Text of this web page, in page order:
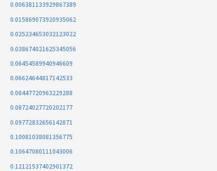
0.006381133929867389
0.015869073920935062
0.025234653032123022
0.038674021625345056
0.06454589940946609
0.06624644817142533
0.08447720963229288
0.08724027720202177
0.09772832656142871
0.10081038081356775
0.10647080111043006
0.12121537402901372